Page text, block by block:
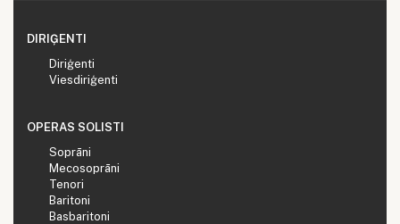
DIRIĢENTI
Diriģenti
Viesdiriģenti
OPERAS SOLISTI
Soprāni
Mecosoprāni
Tenori
Baritoni
Basbaritoni